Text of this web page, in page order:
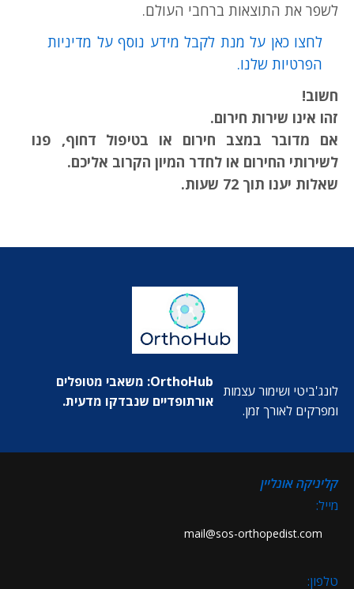
לשפר את התוצאות ברחבי העולם.
לחצו כאן על מנת לקבל מידע נוסף על מדיניות
הפרטיות שלנו.
חשוב!
זהו אינו שירות חירום.
אם מדובר במצב חירום או בטיפול דחוף, פנו
לשירותי החירום או לחדר המיון הקרוב אליכם.
שאלות יענו תוך 72 שעות.
OrthoHub: משאבי מטופלים
אורתופדיים שנבדקו מדעית.
לונג'ביטי ושימור עצמות
ומפרקים לאורך זמן.
קליניקה אונליין
מייל:
mail@sos-orthopedist.com
טלפון: